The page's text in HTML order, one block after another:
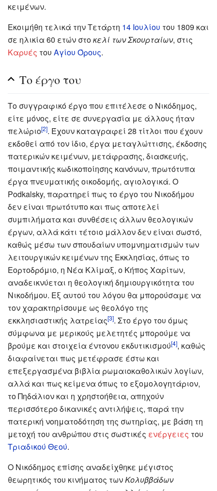
κειμένων.
Εκοιμήθη τελικά την Τετάρτη 14 Ιουλίου του 1809 και
σε ηλικία 60 ετών στοκελί των Σκουρταίων, στις
Καρυές του Αγίου Όρους.
Το έργο του
Το συγγραφικό έργο που επιτέλεσε ο Νικόδημος,
είτε μόνος, είτε σε συνεργασία με άλλους ήταν
πελώριο[2]. Έχουν καταγραφεί 28 τίτλοι που έχουν
εκδοθεί από τον ίδιο, έργα μεταγλώττισης, έκδοσης
πατερικών κειμένων, μετάφρασης, διασκευής,
ποιμαντικής κωδικοποίησης κανόνων, πρωτότυπα
έργα πνευματικής οικοδομής, αγιολογικά. Ο
Podkalsky, παρατηρεί πως το έργο του Νικοδήμου
δεν είναι πρωτότυπο και πως αποτελεί
συμπιλήματα και συνθέσεις άλλων θεολογικών
έργων, αλλά κάτι τέτοιο μάλλον δεν είναι σωστό,
καθώς μέσω των σπουδαίων υπομνηματισμών των
λειτουργικών κειμένων της Εκκλησίας, όπως το
Εορτοδρόμιο, η Νέα Κλίμαξ, ο Κήπος Χαρίτων,
αναδεικνύεται η θεολογική δημιουργικότητα του
Νικοδήμου. Εξ αυτού του λόγου θα μπορούσαμε να
τον χαρακτηρίσουμε ως θεολόγο της
εκκλησιαστικής λατρείας[3]. Στο έργο του όμως
σύμφωνα με μερικούς μελετητές μπορούμε να
βρούμε και στοιχεία έντονου εκδυτικισμού[4], καθώς
διαφαίνεται πως μετέφρασε έστω και
επεξεργασμένα βιβλία ρωμαιοκαθολικών λογίων,
αλλά και πως κείμενα όπως το εξομολογητάριον,
το Πηδάλιον και η χρηστοήθεια, απηχούν
περισσότερο δικανικές αντιλήψεις, παρά την
πατερική νοηματοδότηση της σωτηρίας, με βάση τη
μετοχή του ανθρώπου στις σωστικές ενέργειες του
Τριαδικού Θεού.
Ο Νικόδημος επίσης αναδείχθηκε μέγιστος
θεωρητικός του κινήματος τωνΚολυββάδων